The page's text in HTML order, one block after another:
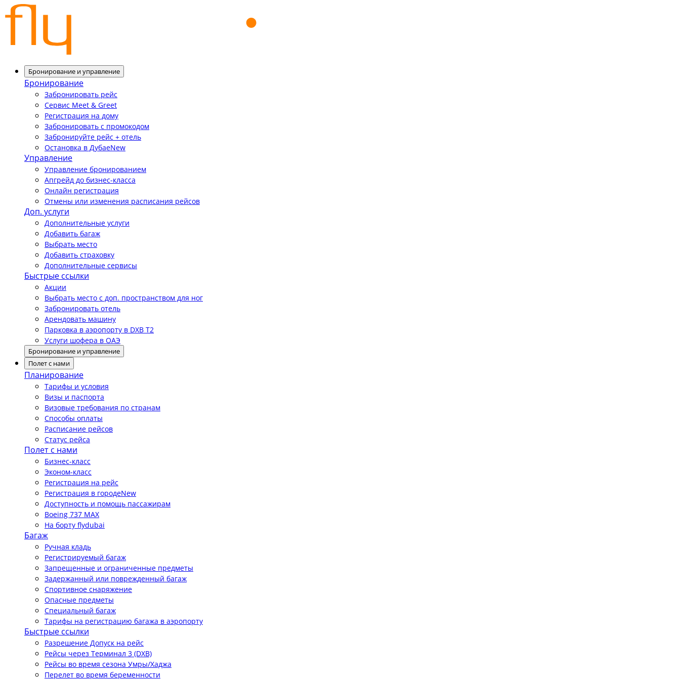
Бронирование и управление
Бронирование
Забронировать рейс
Сервис Meet & Greet
Регистрация на дому
Забронировать с промокодом
Забронируйте рейс + отель
Остановка в ДубаеNew
Управление
Управление бронированием
Апгрейд до бизнес-класса
Онлайн регистрация
Отмены или изменения расписания рейсов
Доп. услуги
Дополнительные услуги
Добавить багаж
Выбрать место
Добавить страховку
Дополнительные сервисы
Быстрые ссылки
Акции
Выбрать место с доп. пространством для ног
Забронировать отель
Арендовать машину
Парковка в аэропорту в DXB T2
Услуги шофера в ОАЭ
Бронирование и управление
Полет с нами
Планирование
Тарифы и условия
Визы и паспорта
Визовые требования по странам
Способы оплаты
Расписание рейсов
Статус рейса
Полет с нами
Бизнес-класс
Эконом-класс
Регистрация на рейс
Регистрация в городеNew
Доступность и помощь пассажирам
Boeing 737 MAX
На борту flydubai
Багаж
Ручная кладь
Регистрируемый багаж
Запрещенные и ограниченные предметы
Задержанный или поврежденный багаж
Спортивное снаряжение
Опасные предметы
Специальный багаж
Тарифы на регистрацию багажа в аэропорту
Быстрые ссылки
Разрешение Допуск на рейс
Рейсы через Терминал 3 (DXB)
Рейсы во время сезона Умры/Хаджа
Перелет во время беременности